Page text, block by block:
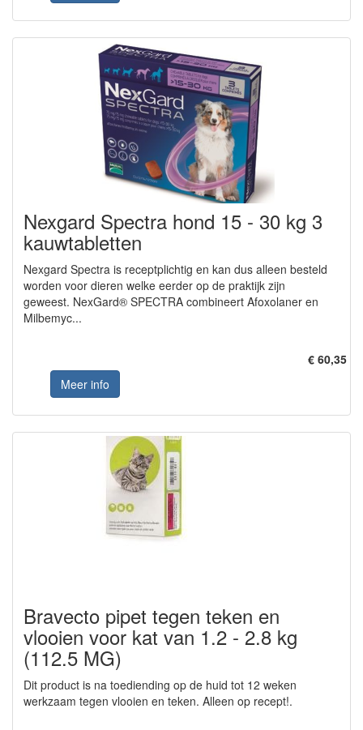
Nexgard Spectra hond 15 - 30 kg 3
kauwtabletten
Nexgard Spectra is receptplichtig en kan dus alleen besteld
worden voor dieren welke eerder op de praktijk zijn
geweest. NexGard® SPECTRA combineert Afoxolaner en
Milbemyc...
Meer info
€ 60,35
Bravecto pipet tegen teken en
vlooien voor kat van 1.2 - 2.8 kg
(112.5 MG)
Dit product is na toediending op de huid tot 12 weken
werkzaam tegen vlooien en teken. Alleen op recept!.